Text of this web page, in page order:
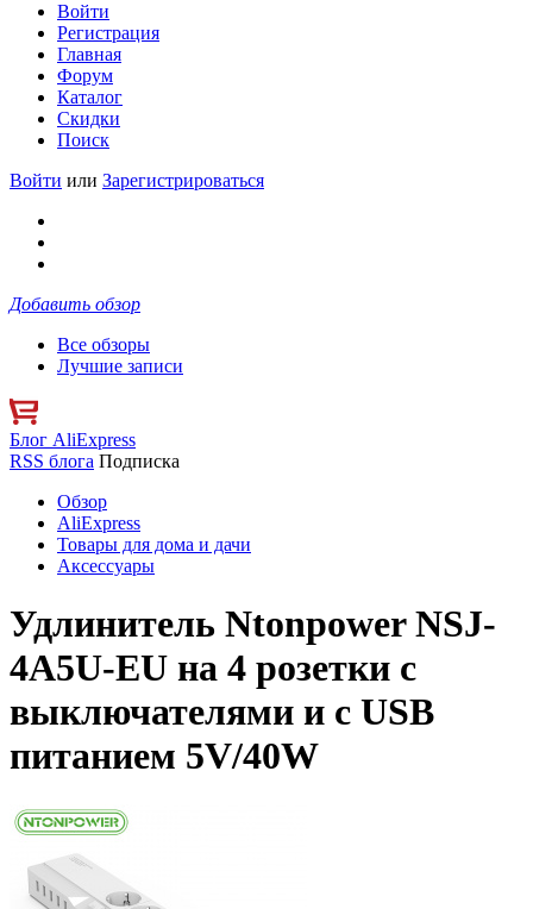
Войти
Регистрация
Главная
Форум
Каталог
Скидки
Поиск
Войти или Зарегистрироваться
Добавить обзор
Все обзоры
Лучшие записи
Блог AliExpress
RSS блога Подписка
Обзор
AliExpress
Товары для дома и дачи
Аксессуары
Удлинитель Ntonpower NSJ-
4A5U-EU на 4 розетки с
выключателями и с USB
питанием 5V/40W